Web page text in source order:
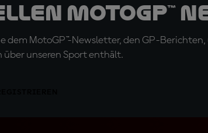
MotoGP™
MotoGP™-Newsletter, den GP-
unseren Sport enthält.